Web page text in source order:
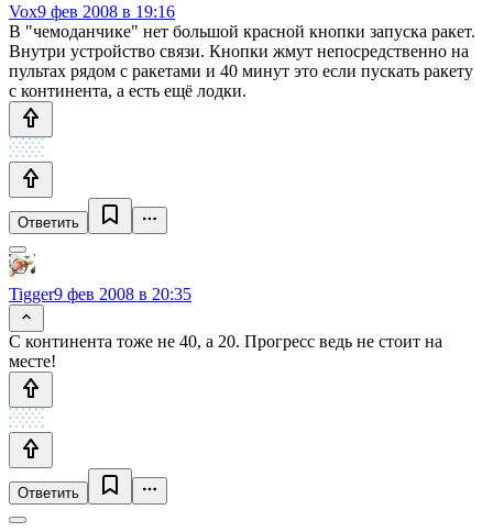
Vox9 фев 2008 в 19:16
В "чемоданчике" нет большой красной кнопки запуска ракет.
Внутри устройство связи. Кнопки жмут непосредственно на
пультах рядом с ракетами и 40 минут это если пускать ракету
с континента, а есть ещё лодки.
Ответить
Tigger9 фев 2008 в 20:35
С континента тоже не 40, а 20. Прогресс ведь не стоит на
месте!
Ответить